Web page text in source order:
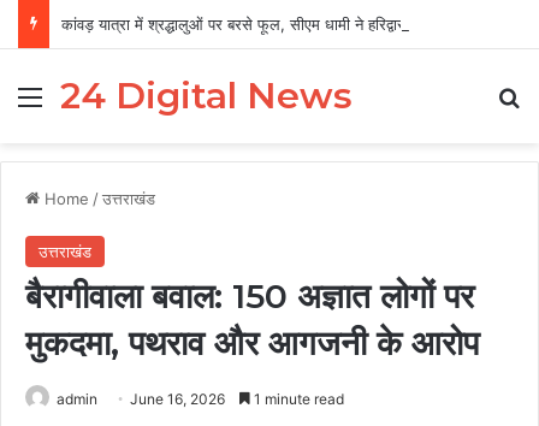
कांवड़ यात्रा में श्रद्धालुओं पर बरसे फूल, सीएम धामी ने हरिद्वार में किया स्वागत
Menu
24 Digital News
Home /उत्तराखंड
उत्तराखंड
बैरागीवाला बवाल: 150 अज्ञात लोगों पर
मुकदमा, पथराव और आगजनी के आरोप
admin June 16, 2026 1 minute read